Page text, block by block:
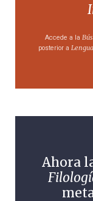
Accede a la
posterior a
Ahora